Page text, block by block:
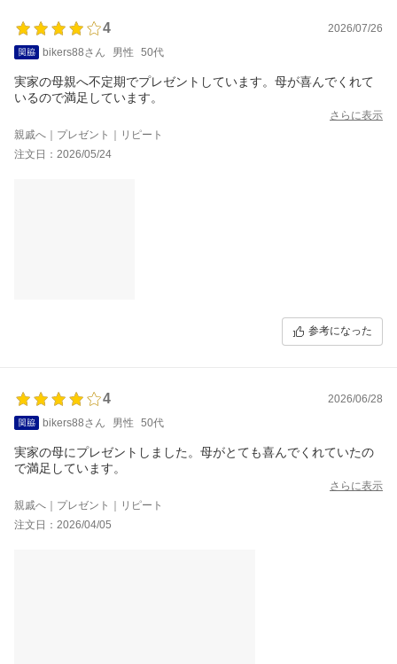
4
2026/07/26
bikers88さん
男性 50代
実家の母親へ不定期でプレゼントしています。母が喜んでくれて
いるので満足しています。
さらに表示
親戚へ｜プレゼント｜リピート
注文日：2026/05/24
参考になった
4
2026/06/28
bikers88さん
男性 50代
実家の母にプレゼントしました。母がとても喜んでくれていたの
で満足しています。
さらに表示
親戚へ｜プレゼント｜リピート
注文日：2026/04/05